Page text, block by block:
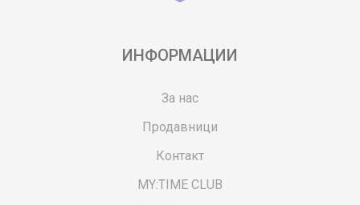
ИНФОРМАЦИИ
За нас
Продавници
Контакт
MY:TIME CLUB